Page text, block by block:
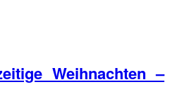
Weihnachten –